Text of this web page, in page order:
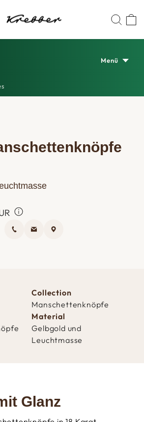
Juwelier
Menü
Collection
Manschettenknöpfe
Material
Gelbgold und
Leuchtmasse
Glanz